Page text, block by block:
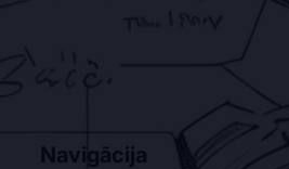
Navigācija